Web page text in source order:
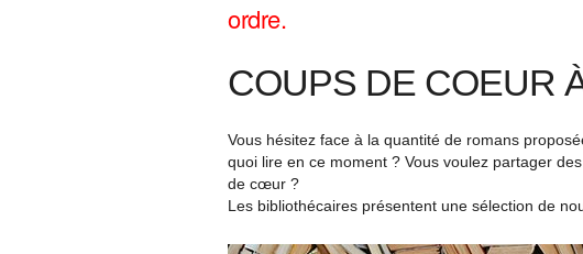
ordre.
COUPS DE COEUR
Vous hésitez face à la quantité de romans
quoi lire en ce moment ? Vous voulez partager
de cœur ?
Les bibliothécaires présentent une sélection de